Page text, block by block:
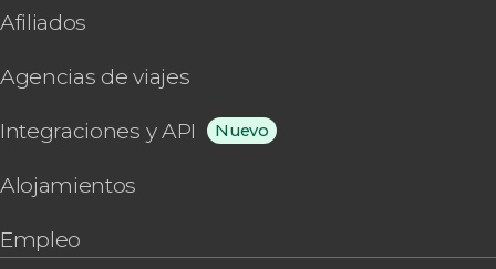
Afiliados
Agencias de viajes
Integraciones y API Nuevo
Alojamientos
Empleo